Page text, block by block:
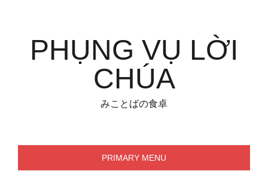
contentPHỤNG VỤ LỜI
CHÚA
みことばの食卓
PRIMARY MENU